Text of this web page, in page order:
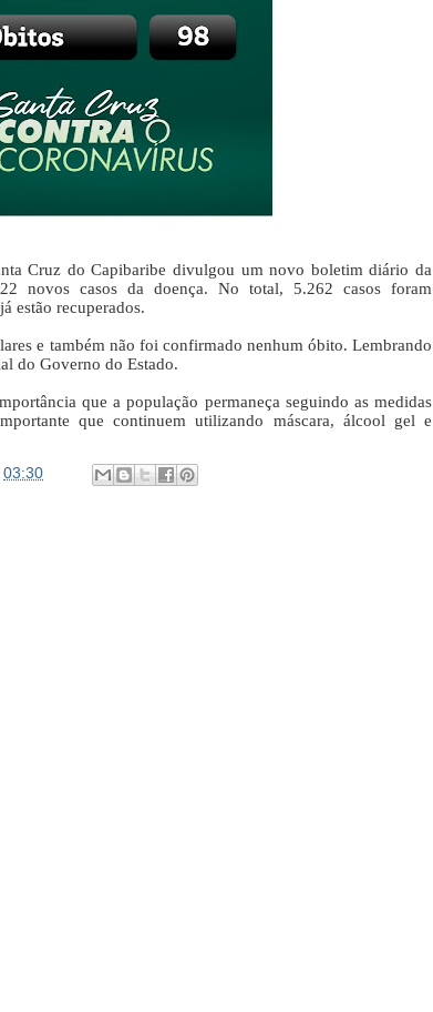
Cruz do Capibaribe divulgou um novo boletim diário da
novos casos da doença. No total, 5.262 casos foram
estão recuperados.
e também não foi confirmado nenhum óbito. Lembrando
do Governo do Estado.
que a população permaneça seguindo as medidas
que continuem utilizando máscara, álcool gel e
03:30